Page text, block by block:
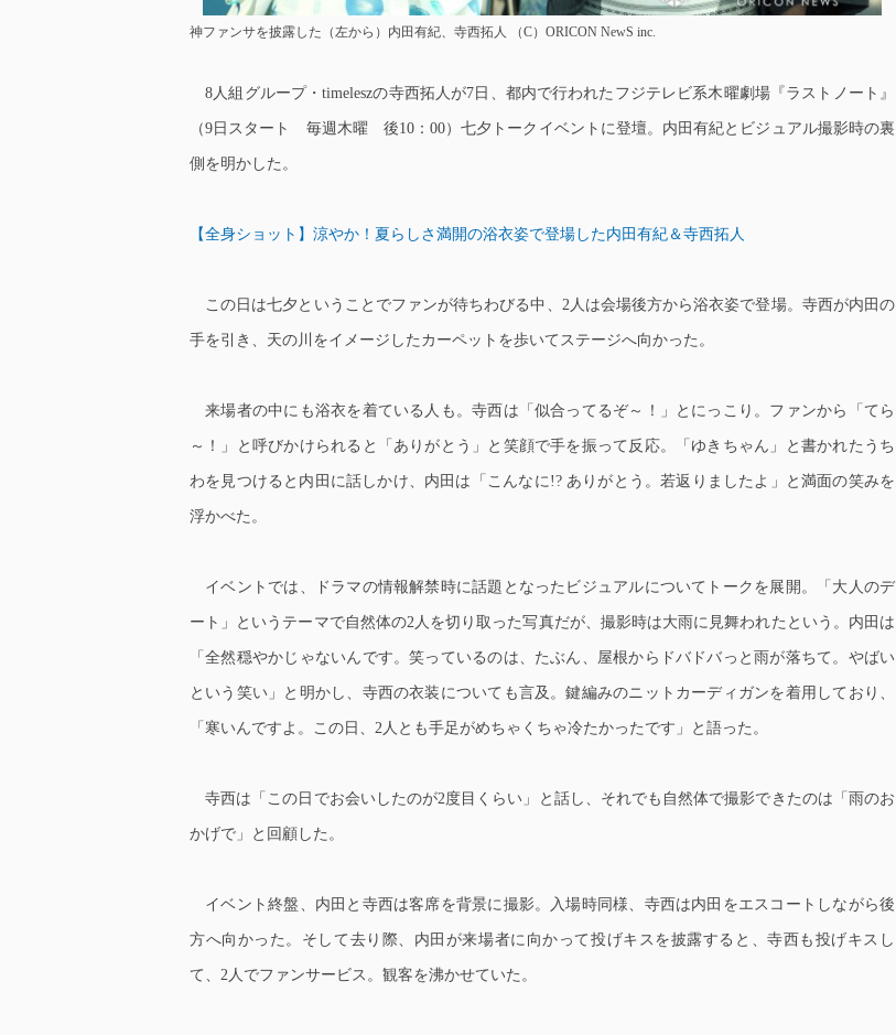
神ファンサを披露した（左から）内田有紀、寺西拓人 （C）ORICON NewS inc.
8人組グループ・timeleszの寺西拓人が7日、都内で行われたフジテレビ系木曜劇場『ラストノート』
（9日スタート 毎週木曜 後10：00）七夕トークイベントに登壇。 内田有紀とビジュアル撮影時の裏
側を明かした。
【全身ショット】涼やか！夏らしさ満開の浴衣姿で登場した内田有紀＆寺西拓人
この日は七夕ということでファンが待ちわびる中、2人は会場後方から浴衣姿で登場。寺西が内田の
手を引き、天の川をイメージしたカーペットを歩いてステージへ向かった。
来場者の中にも浴衣を着ている人も。寺西は「似合ってるぞ～！」とにっこり。ファンから「てら
～！」と呼びかけられると「ありがとう」と笑顔で手を振って反応。「ゆきちゃん」と書かれたうち
わを見つけると内田に話しかけ、内田は「こんなに!? ありがとう。若返りましたよ」と満面の笑みを
浮かべた。
イベントでは、ドラマの情報解禁時に話題となったビジュアルについてトークを展開。「大人のデ
ート」というテーマで自然体の2人を切り取った写真だが、撮影時は大雨に見舞われたという。内田は
「全然穏やかじゃないんです。笑っているのは、たぶん、屋根からドバドバっと雨が落ちて。やばい
という笑い」と明かし、寺西の衣装についても言及。鍵編みのニットカーディガンを着用しており、
「寒いんですよ。この日、2人とも手足がめちゃくちゃ冷たかったです」と語った。
寺西は「この日でお会いしたのが2度目くらい」と話し、それでも自然体で撮影できたのは「雨のお
かげで」と回顧した。
イベント終盤、内田と寺西は客席を背景に撮影。入場時同様、寺西は内田をエスコートしながら後
方へ向かった。そして去り際、内田が来場者に向かって投げキスを披露すると、寺西も投げキスし
て、2人でファンサービス。観客を沸かせていた。